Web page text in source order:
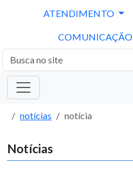
ATENDIMENTO
COMUNICAÇÃO
notícias notícia
Notícias